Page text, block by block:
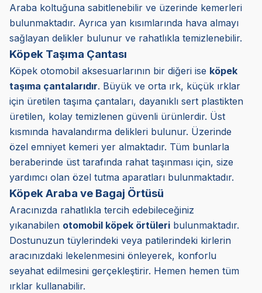
Araba koltuğuna sabitlenebilir ve üzerinde kemerleri
bulunmaktadır. Ayrıca yan kısımlarında hava almayı
sağlayan delikler bulunur ve rahatlıkla temizlenebilir.
Köpek Taşıma Çantası
Köpek otomobil aksesuarlarının bir diğeri ise köpek
taşıma çantalarıdır. Büyük ve orta ırk, küçük ırklar
için üretilen taşıma çantaları, dayanıklı sert plastikten
üretilen, kolay temizlenen güvenli ürünlerdir. Üst
kısmında havalandırma delikleri bulunur. Üzerinde
özel emniyet kemeri yer almaktadır. Tüm bunlarla
beraberinde üst tarafında rahat taşınması için, size
yardımcı olan özel tutma aparatları bulunmaktadır.
Köpek Araba ve Bagaj Örtüsü
Aracınızda rahatlıkla tercih edebileceğiniz
yıkanabilen otomobil köpek örtüleri bulunmaktadır.
Dostunuzun tüylerindeki veya patilerindeki kirlerin
aracınızdaki lekelenmesini önleyerek, konforlu
seyahat edilmesini gerçekleştirir. Hemen hemen tüm
ırklar kullanabilir.